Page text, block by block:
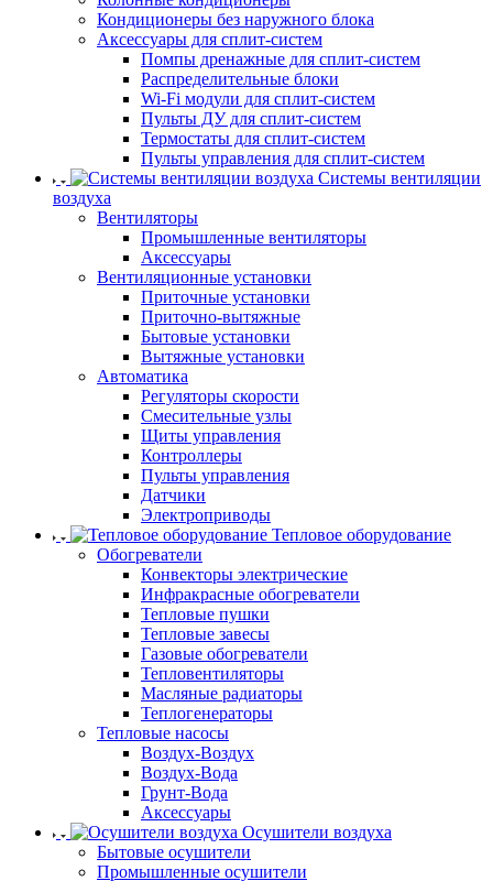
Кондиционеры без наружного блока
Аксессуары для сплит-систем
Помпы дренажные для сплит-систем
Распределительные блоки
Wi-Fi модули для сплит-систем
Пульты ДУ для сплит-систем
Термостаты для сплит-систем
Пульты управления для сплит-систем
Системы вентиляции
воздуха
Вентиляторы
Промышленные вентиляторы
Аксессуары
Вентиляционные установки
Приточные установки
Приточно-вытяжные
Бытовые установки
Вытяжные установки
Автоматика
Регуляторы скорости
Смесительные узлы
Щиты управления
Контроллеры
Пульты управления
Датчики
Электроприводы
Тепловое оборудование
Обогреватели
Конвекторы электрические
Инфракрасные обогреватели
Тепловые пушки
Тепловые завесы
Газовые обогреватели
Тепловентиляторы
Масляные радиаторы
Теплогенераторы
Тепловые насосы
Воздух-Воздух
Воздух-Вода
Грунт-Вода
Аксессуары
Осушители воздуха
Бытовые осушители
Промышленные осушители